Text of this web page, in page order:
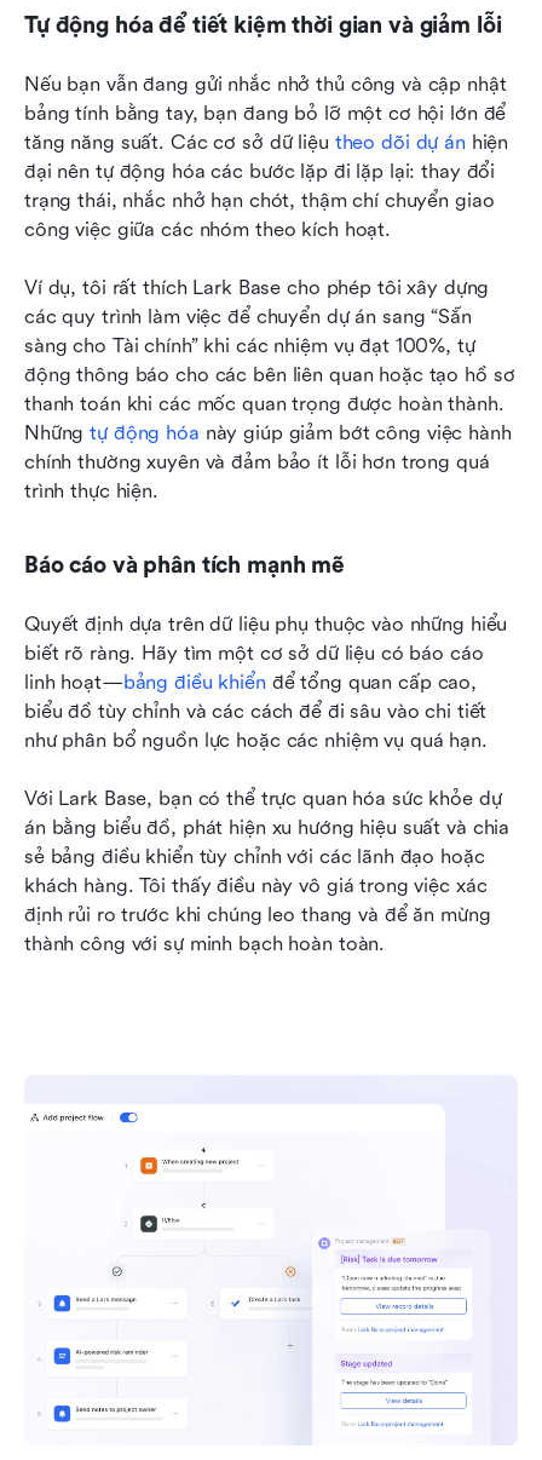
Tự động hóa để tiết kiệm thời gian và giảm lỗi
Nếu bạn vẫn đang gửi nhắc nhở thủ công và cập nhật
bảng tính bằng tay, bạn đang bỏ lỡ một cơ hội lớn để
tăng năng suất. Các cơ sở dữ liệu theo dõi dự án hiện
đại nên tự động hóa các bước lặp đi lặp lại: thay đổi
trạng thái, nhắc nhở hạn chót, thậm chí chuyển giao
công việc giữa các nhóm theo kích hoạt.
Ví dụ, tôi rất thích Lark Base cho phép tôi xây dựng
các quy trình làm việc để chuyển dự án sang “Sẵn
sàng cho Tài chính” khi các nhiệm vụ đạt 100%, tự
động thông báo cho các bên liên quan hoặc tạo hồ sơ
thanh toán khi các mốc quan trọng được hoàn thành.
Những tự động hóa này giúp giảm bớt công việc hành
chính thường xuyên và đảm bảo ít lỗi hơn trong quá
trình thực hiện.
Báo cáo và phân tích mạnh mẽ
Quyết định dựa trên dữ liệu phụ thuộc vào những hiểu
biết rõ ràng. Hãy tìm một cơ sở dữ liệu có báo cáo
linh hoạt—bảng điều khiển để tổng quan cấp cao,
biểu đồ tùy chỉnh và các cách để đi sâu vào chi tiết
như phân bổ nguồn lực hoặc các nhiệm vụ quá hạn.
Với Lark Base, bạn có thể trực quan hóa sức khỏe dự
án bằng biểu đồ, phát hiện xu hướng hiệu suất và chia
sẻ bảng điều khiển tùy chỉnh với các lãnh đạo hoặc
khách hàng. Tôi thấy điều này vô giá trong việc xác
định rủi ro trước khi chúng leo thang và để ăn mừng
thành công với sự minh bạch hoàn toàn.